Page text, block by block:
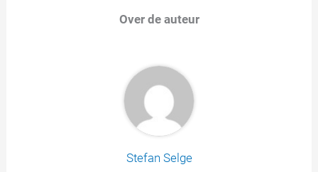
Over de auteur
Stefan Selge